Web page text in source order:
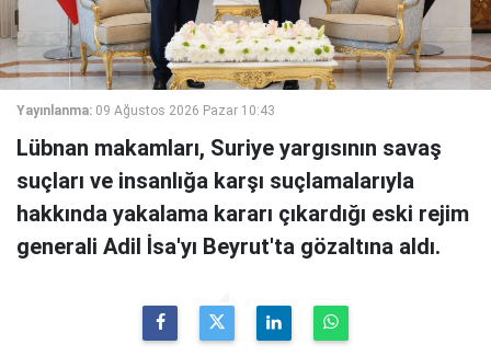
Yayınlanma: 09 Ağustos 2026 Pazar 10:43
Lübnan makamları, Suriye yargısının savaş
suçları ve insanlığa karşı suçlamalarıyla
hakkında yakalama kararı çıkardığı eski rejim
generali Adil İsa'yı Beyrut'ta gözaltına aldı.